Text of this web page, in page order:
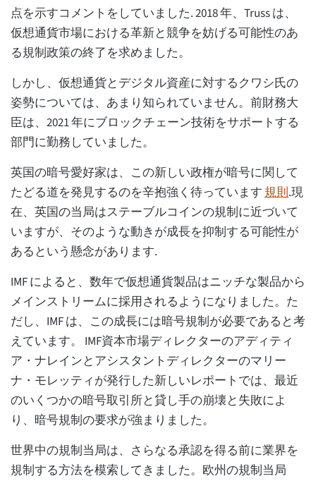
点を示すコメントをしていました. 2018 年、Truss は、
仮想通貨市場における革新と競争を妨げる可能性のあ
る規制政策の終了を求めました。
しかし、仮想通貨とデジタル資産に対するクワシ氏の
姿勢については、あまり知られていません。前財務大
臣は、2021 年にブロックチェーン技術をサポートする
部門に勤務していました。
英国の暗号愛好家は、この新しい政権が暗号に関して
たどる道を発見するのを辛抱強く待っています規則.現
在、英国の当局はステーブルコインの規制に近づいて
いますが、そのような動きが成長を抑制する可能性が
あるという懸念があります.
IMF によると、数年で仮想通貨製品はニッチな製品から
メインストリームに採用されるようになりました。た
だし、IMF は、この成長には暗号規制が必要であると考
えています。 IMF資本市場ディレクターのアディティ
ア・ナレインとアシスタントディレクターのマリー
ナ・モレッティが発行した新しいレポートでは、最近
のいくつかの暗号取引所と貸し手の崩壊と失敗によ
り、暗号規制の要求が強まりました。
世界中の規制当局は、さらなる承認を得る前に業界を
規制する方法を模索してきました。欧州の規制当局